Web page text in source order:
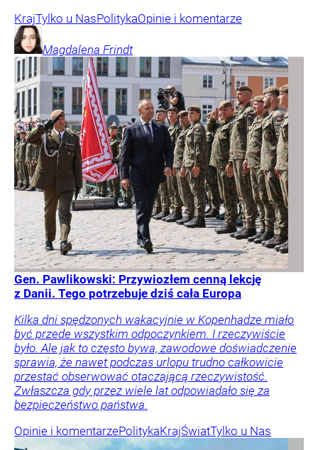
KrajTylko u NasPolitykaOpinie i komentarze
Magdalena Frindt
Gen. Pawlikowski: Przywiozłem cenną lekcję
z Danii. Tego potrzebuje dziś cała Europa
Kilka dni spędzonych wakacyjnie w Kopenhadze miało
być przede wszystkim odpoczynkiem. I rzeczywiście
było. Ale jak to często bywa, zawodowe doświadczenie
sprawia, że nawet podczas urlopu trudno całkowicie
przestać obserwować otaczającą rzeczywistość.
Zwłaszcza gdy przez wiele lat odpowiadało się za
bezpieczeństwo państwa.
Opinie i komentarzePolitykaKrajŚwiatTylko u Nas